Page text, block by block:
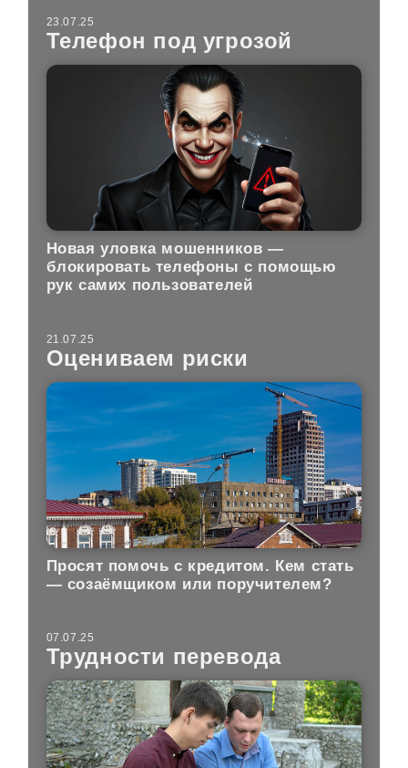
23.07.25
Телефон под угрозой
Новая уловка мошенников —
блокировать телефоны с помощью
рук самих пользователей
21.07.25
Оцениваем риски
Просят помочь с кредитом. Кем стать
— созаёмщиком или поручителем?
07.07.25
Трудности перевода